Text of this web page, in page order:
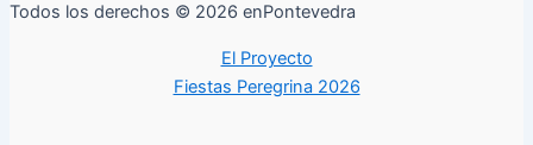
Todos los derechos © 2026 enPontevedra
El Proyecto
Fiestas Peregrina 2026